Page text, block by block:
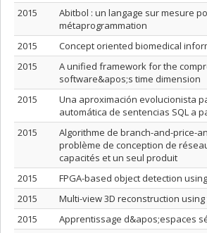
2015
Abitbol : un langage sur mesure
métaprogrammation
2015
Concept oriented biomedical
2015
A unified framework for the
software&apos;s time dimension
2015
Una aproximación evolucionista
automática de sentencias SQL a
2015
Algorithme de branch-and-price-
problème de conception de
capacités et un seul produit
2015
FPGA-based object detection
2015
Multi-view 3D reconstruction
2015
Apprentissage d&apos;espaces